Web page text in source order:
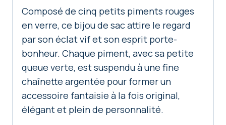
Composé de cinq petits piments rouges
en verre, ce bijou de sac attire le regard
par son éclat vif et son esprit porte-
bonheur. Chaque piment, avec sa petite
queue verte, est suspendu à une fine
chaînette argentée pour former un
accessoire fantaisie à la fois original,
élégant et plein de personnalité.